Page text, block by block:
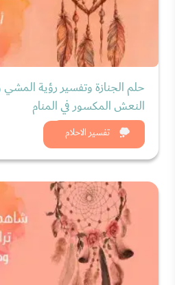
تفسير الاحلام
حلم الجنازة وتفسير رؤية المشي
النعش المكسور في المنام
شاهد الان